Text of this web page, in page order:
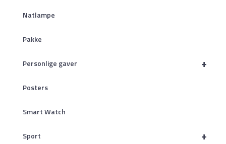
Natlampe
Pakke
+
Personlige gaver
Posters
Smart Watch
+
Sport